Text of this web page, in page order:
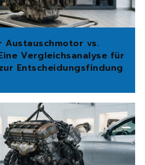
Austauschmotor vs.
Vergleichsanalyse für
Entscheidungsfindung